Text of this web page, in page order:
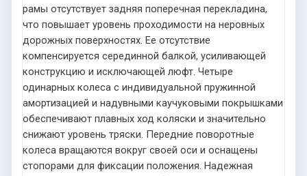
рамы отсутствует задняя поперечная перекладина,
что повышает уровень проходимости на неровных
дорожных поверхностях. Ее отсутствие
компенсируется серединной балкой, усиливающей
конструкцию и исключающей люфт. Четыре
одинарных колеса с индивидуальной пружинной
амортизацией и надувными каучуковыми покрышками
обеспечивают плавных ход коляски и значительно
снижают уровень тряски. Передние поворотные
колеса вращаются вокруг своей оси и оснащены
стопорами для фиксации положения. Надежная